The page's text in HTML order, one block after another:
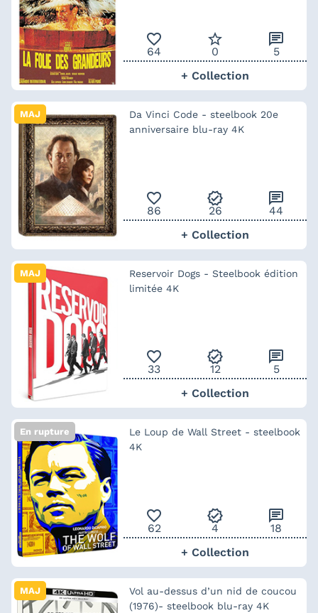
favorite_outline
64
star_border
0
chat
5
+ Collection
MAJ
Da Vinci Code - steelbook 20e
anniversaire blu-ray 4K
favorite_outline
86
verified
26
chat
44
+ Collection
MAJ
Reservoir Dogs - Steelbook édition
limitée 4K
favorite_outline
33
verified
12
chat
5
+ Collection
En rupture
Le Loup de Wall Street - steelbook
4K
favorite_outline
62
verified
4
chat
18
+ Collection
MAJ
Vol au-dessus d’un nid de coucou
(1976)- steelbook blu-ray 4K